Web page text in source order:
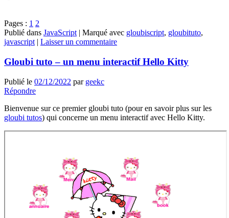
Pages : 1 2
Publié dans JavaScript | Marqué avec gloubiscript, gloubituto,
javascript | Laisser un commentaire
Gloubi tuto – un menu interactif Hello Kitty
Publié le 02/12/2022 par geekc
Répondre
Bienvenue sur ce premier gloubi tuto (pour en savoir plus sur les
gloubi tutos) qui concerne un menu interactif avec Hello Kitty.